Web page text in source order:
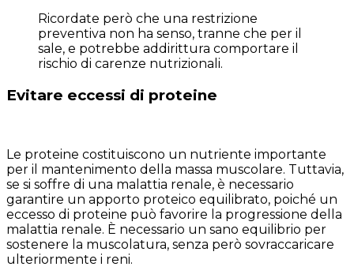
Ricordate però che una restrizione
preventiva non ha senso, tranne che per il
sale, e potrebbe addirittura comportare il
rischio di carenze nutrizionali.
Evitare eccessi di proteine
Le proteine costituiscono un nutriente importante
per il mantenimento della massa muscolare. Tuttavia,
se si soffre di una malattia renale, è necessario
garantire un apporto proteico equilibrato, poiché un
eccesso di proteine può favorire la progressione della
malattia renale. È necessario un sano equilibrio per
sostenere la muscolatura, senza però sovraccaricare
ulteriormente i reni.